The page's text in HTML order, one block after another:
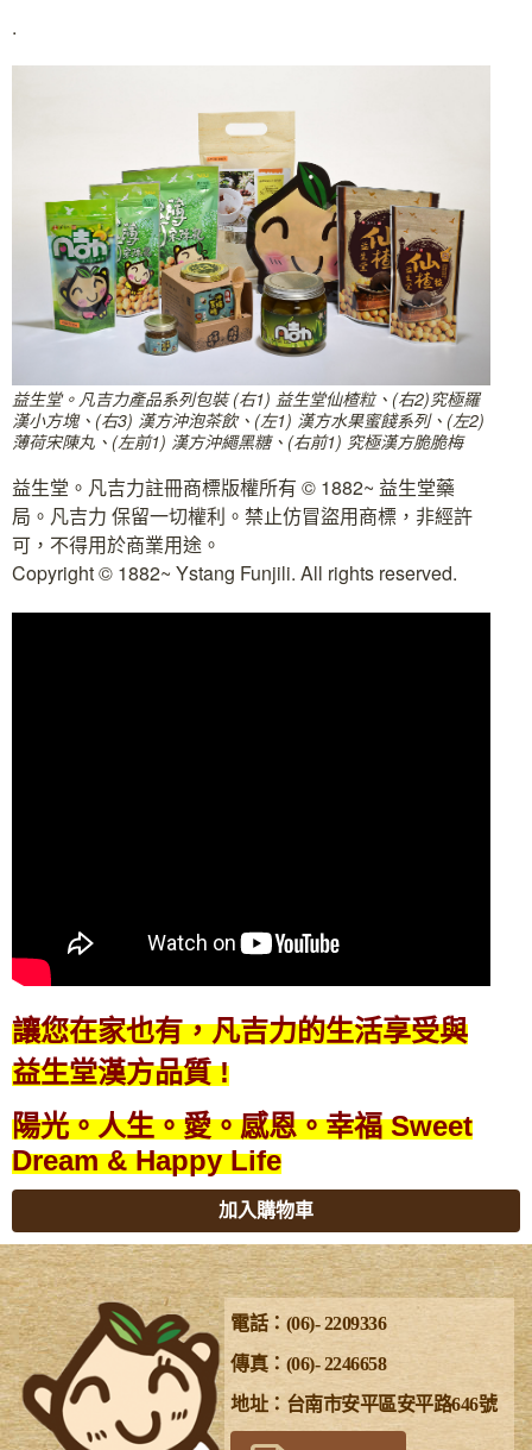
.
益生堂。凡吉力產品系列包裝 (右1) 益生堂仙楂粒、(右2)究極羅
漢小方塊、(右3) 漢方沖泡茶飲、(左1) 漢方水果蜜餞系列、(左2)
薄荷宋陳丸、(左前1) 漢方沖繩黑糖、(右前1) 究極漢方脆脆梅
益生堂。凡吉力註冊商標版權所有 © 1882~ 益生堂藥
局。凡吉力 保留一切權利。禁止仿冒盜用商標，非經許
可，不得用於商業用途。
Copyright © 1882~ Ystang Funjili. All rights reserved.
讓您在家也有，凡吉力的生活享受與
益生堂漢方品質 !
陽光。人生。愛。感恩。幸福 Sweet
Dream & Happy Life
加入購物車
電話：(06)- 2209336
傳真：(06)- 2246658
地址：台南市安平區安平路646號